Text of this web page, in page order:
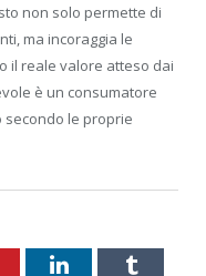
non solo permette di
ma incoraggia le
il reale valore atteso dai
è un consumatore
secondo le proprie
LinkedInTumblr